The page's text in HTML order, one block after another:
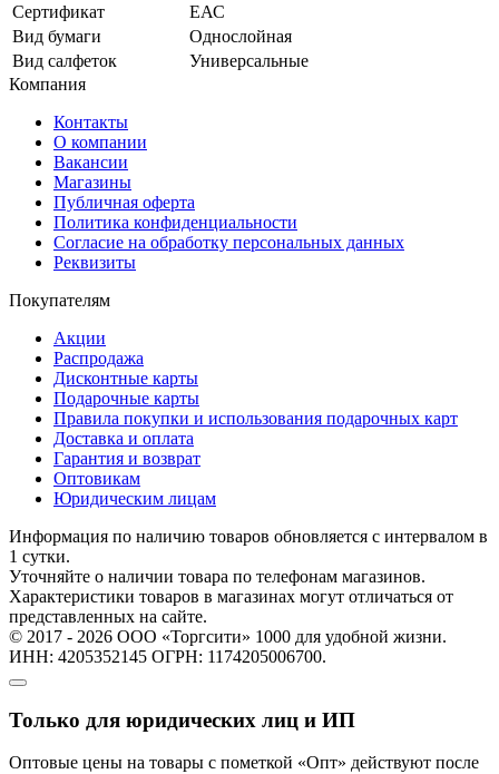
Сертификат
ЕАС
Вид бумаги
Однослойная
Вид салфеток
Универсальные
Компания
Контакты
О компании
Вакансии
Магазины
Публичная оферта
Политика конфиденциальности
Согласие на обработку персональных данных
Реквизиты
Покупателям
Акции
Распродажа
Дисконтные карты
Подарочные карты
Правила покупки и использования подарочных карт
Доставка и оплата
Гарантия и возврат
Оптовикам
Юридическим лицам
Информация по наличию товаров обновляется с интервалом в
1 сутки.
Уточняйте о наличии товара по телефонам магазинов.
Характеристики товаров в магазинах могут отличаться от
представленных на сайте.
© 2017 - 2026 ООО «Торгсити» 1000 для удобной жизни.
ИНН: 4205352145 ОГРН: 1174205006700.
Только для юридических лиц и ИП
Оптовые цены на товары с пометкой «Опт» действуют после